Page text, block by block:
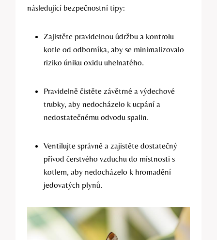
následující bezpečnostní tipy:
Zajistěte pravidelnou údržbu a kontrolu
kotle od odborníka, aby se minimalizovalo
riziko úniku oxidu uhelnatého.
Pravidelně čistěte závětrné a výdechové
trubky, aby nedocházelo k ucpání a
nedostatečnému odvodu spalin.
Ventilujte správně a zajistěte dostatečný
přívod čerstvého vzduchu do místnosti s
kotlem, aby nedocházelo k hromadění
jedovatých plynů.